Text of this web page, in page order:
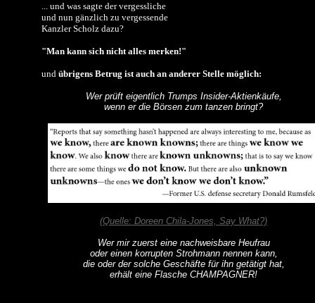
... und was sagte der vergessliche
und nun gänzlich zu vergessende
Kanzler Scholz dazu?
"Man kann sich nicht alles merken!"
und übrigens Betrug ist auch an anderer Stelle möglich:
Wer prüft eigentlich Trumps Insider-Aktienkäufe,
wenn er die Börsen zum tanzen bringt?
(Quelle: Doreen Chila-Jones, Say What?)
Wer mir zuerst eine nachweisbare Heufrau
oder einen korrupten Strohmann nennen kann,
die oder der solche Geschäfte für ihn getätigt hat,
erhält eine Flasche CHAMPAGNER!